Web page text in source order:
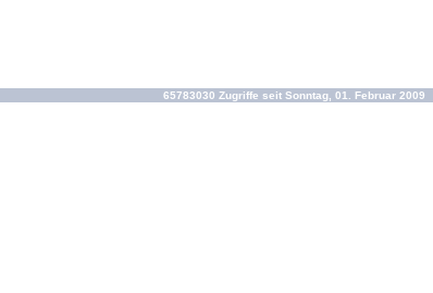
65783030 Zugriffe seit Sonntag, 01. Februar 2009